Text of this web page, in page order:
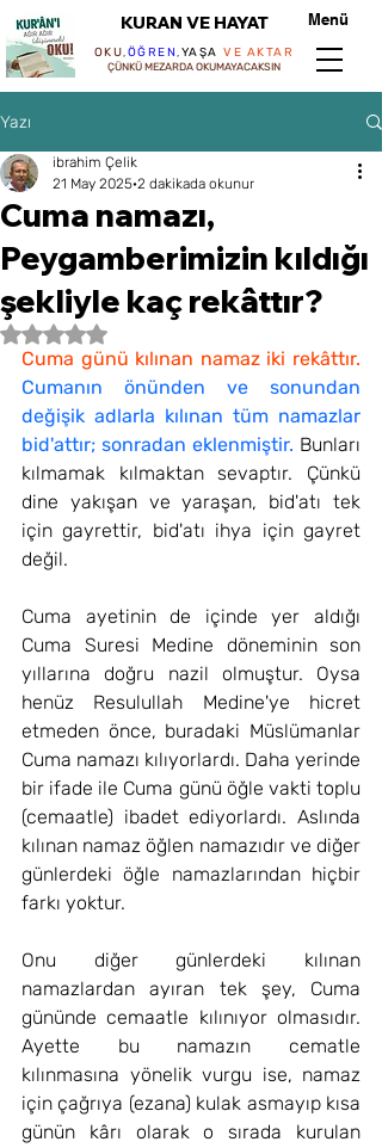
KURAN VE HAYAT
OKU,ÖĞREN,YAŞA VE AKTAR
ÇÜNKÜ MEZARDA OKUMAYACAKSIN
Menü
Yazı
Cuma namazı,
Peygamberimizin kıldığı
şekliyle kaç rekâttır?
ibrahim Çelik
21 May 2025 2 dakikada okunur
5 üzerinden NaN yıldız
Cuma günü kılınan namaz iki rekâttır.
Cumanın önünden ve sonundan
değişik adlarla kılınan tüm namazlar
bid'attır; sonradan eklenmiştir. Bunları
kılmamak kılmaktan sevaptır. Çünkü
dine yakışan ve yaraşan, bid'atı tek
için gayrettir, bid'atı ihya için gayret
değil.
Cuma ayetinin de içinde yer aldığı
Cuma Suresi Medine döneminin son
yıllarına doğru nazil olmuştur. Oysa
henüz Resulullah Medine'ye hicret
etmeden önce, buradaki Müslümanlar
Cuma namazı kılıyorlardı. Daha yerinde
bir ifade ile Cuma günü öğle vakti toplu
(cemaatle) ibadet ediyorlardı. Aslında
kılınan namaz öğlen namazıdır ve diğer
günlerdeki öğle namazlarından hiçbir
farkı yoktur.
Onu diğer günlerdeki kılınan
namazlardan ayıran tek şey, Cuma
gününde cemaatle kılınıyor olmasıdır.
Ayette bu namazın cematle
kılınmasına yönelik vurgu ise, namaz
için çağrıya (ezana) kulak asmayıp kısa
günün kârı olarak o sırada kurulan